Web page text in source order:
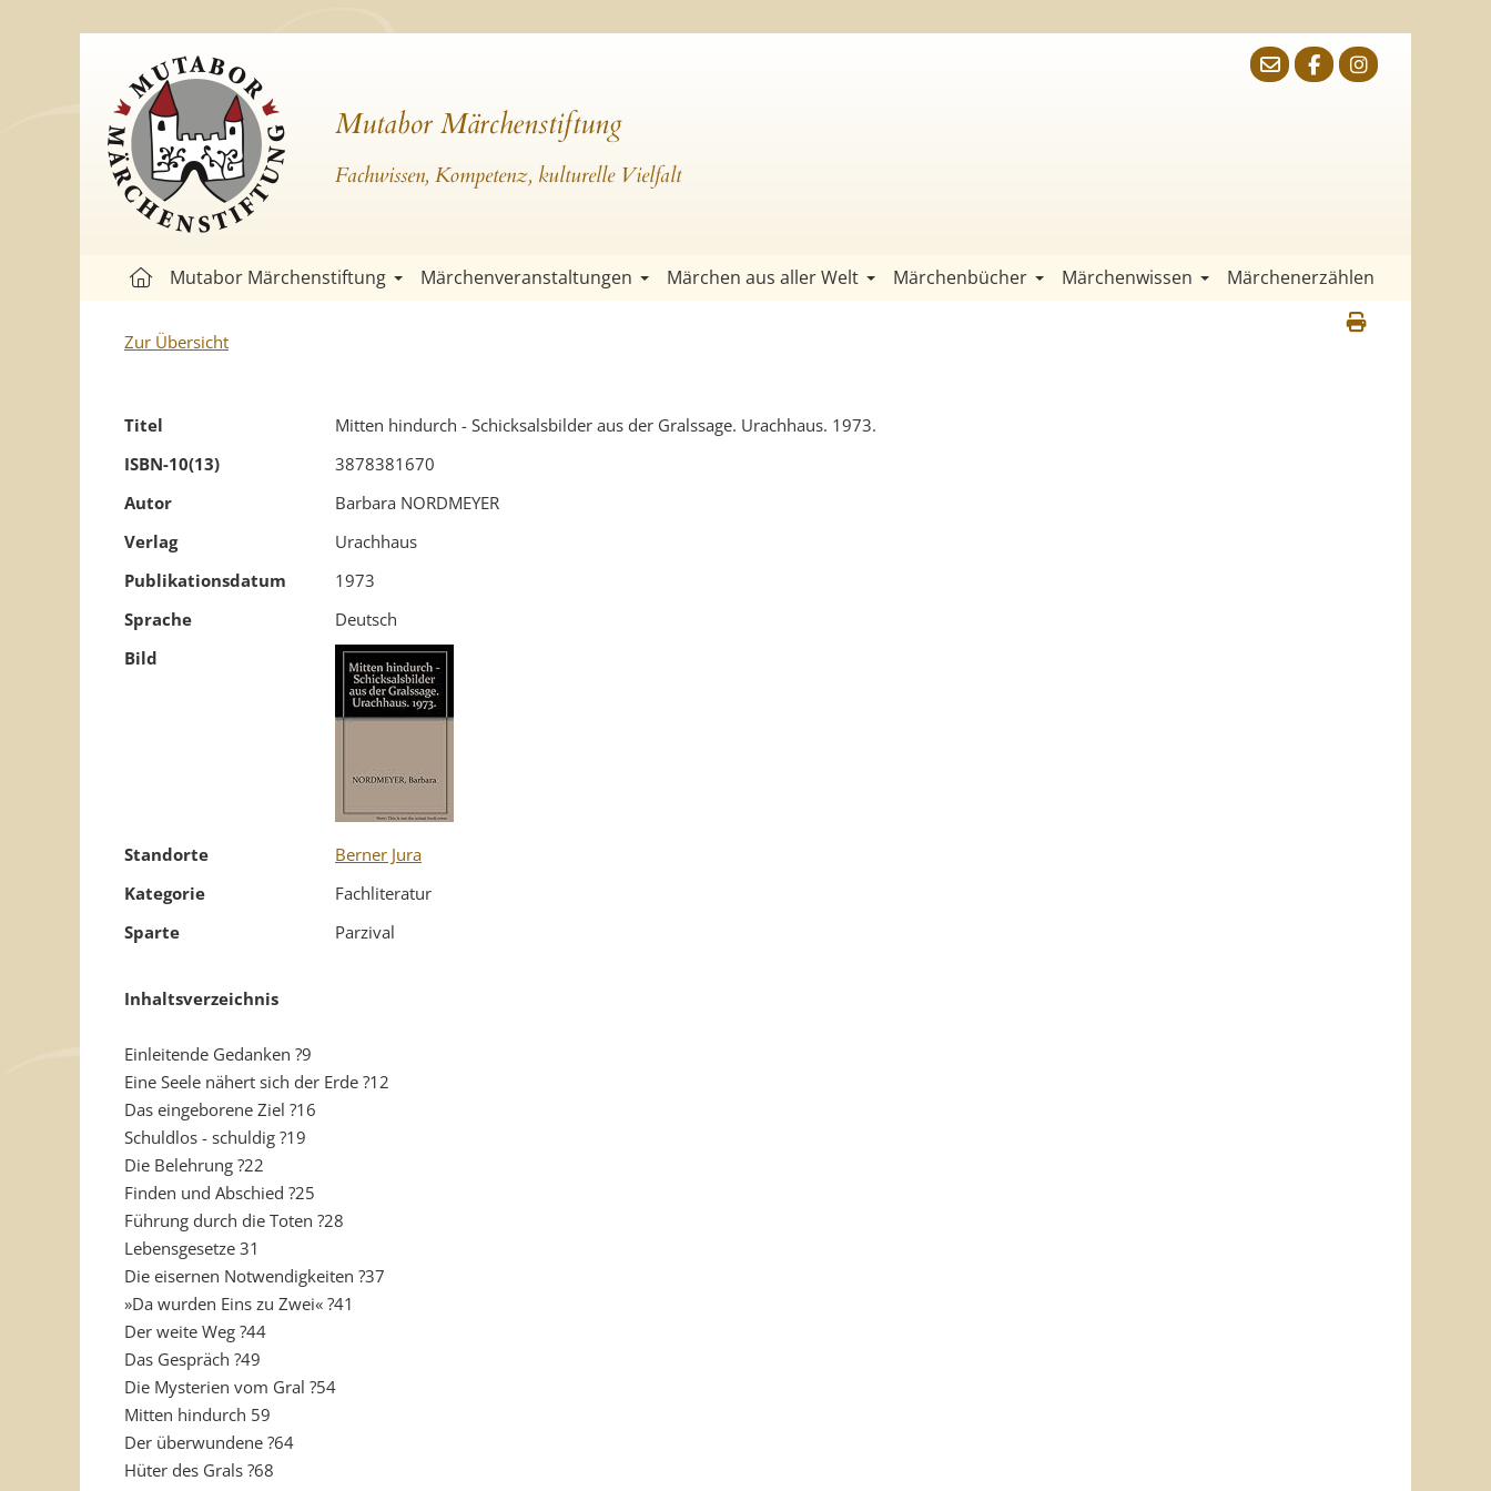
Mutabor Märchenstiftung
Fachwissen, Kompetenz, kulturelle Vielfalt
Mutabor Märchenstiftung Märchenveranstaltungen Märchen aus aller Welt Märchenbücher Märchenwissen Märchenerzählen
Zur Übersicht
Titel
Mitten hindurch - Schicksalsbilder aus der Gralssage. Urachhaus. 1973.
ISBN-10(13)
3878381670
Autor
Barbara NORDMEYER
Verlag
Urachhaus
Publikationsdatum
1973
Sprache
Deutsch
Bild
Standorte
Berner Jura
Kategorie
Fachliteratur
Sparte
Parzival
Inhaltsverzeichnis
Einleitende Gedanken ?9
Eine Seele nähert sich der Erde ?12
Das eingeborene Ziel ?16
Schuldlos - schuldig ?19
Die Belehrung ?22
Finden und Abschied ?25
Führung durch die Toten ?28
Lebensgesetze 31
Die eisernen Notwendigkeiten ?37
»Da wurden Eins zu Zwei« ?41
Der weite Weg ?44
Das Gespräch ?49
Die Mysterien vom Gral ?54
Mitten hindurch 59
Der überwundene ?64
Hüter des Grals ?68